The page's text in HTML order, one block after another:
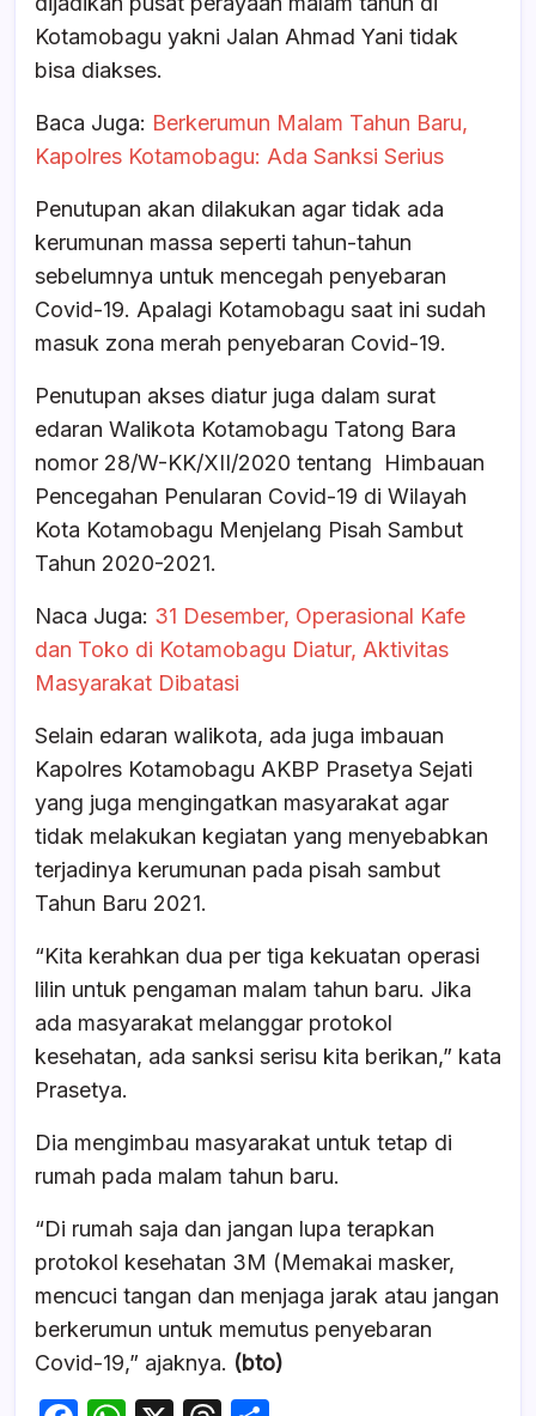
Kotamobagu yakni Jalan Ahmad Yani tidak
bisa diakses.
Baca Juga: Berkerumun Malam Tahun Baru,
Kapolres Kotamobagu: Ada Sanksi Serius
Penutupan akan dilakukan agar tidak ada
kerumunan massa seperti tahun-tahun
sebelumnya untuk mencegah penyebaran
Covid-19. Apalagi Kotamobagu saat ini sudah
masuk zona merah penyebaran Covid-19.
Penutupan akses diatur juga dalam surat
edaran Walikota Kotamobagu Tatong Bara
nomor 28/W-KK/XII/2020 tentang Himbauan
Pencegahan Penularan Covid-19 di Wilayah
Kota Kotamobagu Menjelang Pisah Sambut
Tahun 2020-2021.
Naca Juga: 31 Desember, Operasional Kafe
dan Toko di Kotamobagu Diatur, Aktivitas
Masyarakat Dibatasi
Selain edaran walikota, ada juga imbauan
Kapolres Kotamobagu AKBP Prasetya Sejati
yang juga mengingatkan masyarakat agar
tidak melakukan kegiatan yang menyebabkan
terjadinya kerumunan pada pisah sambut
Tahun Baru 2021.
“Kita kerahkan dua per tiga kekuatan operasi
lilin untuk pengaman malam tahun baru. Jika
ada masyarakat melanggar protokol
kesehatan, ada sanksi serisu kita berikan,” kata
Prasetya.
Dia mengimbau masyarakat untuk tetap di
rumah pada malam tahun baru.
“Di rumah saja dan jangan lupa terapkan
protokol kesehatan 3M (Memakai masker,
mencuci tangan dan menjaga jarak atau jangan
berkerumun untuk memutus penyebaran
Covid-19,” ajaknya. (bto)